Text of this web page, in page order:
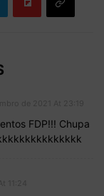
FDP!!! Chupa